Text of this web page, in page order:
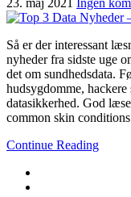
23. maj 2021 Ingen
Så er der interessant
nyheder fra sidste uge
det om sundhedsdata.
hudsygdomme,
datasikkerhed. God
common skin
Continue Reading